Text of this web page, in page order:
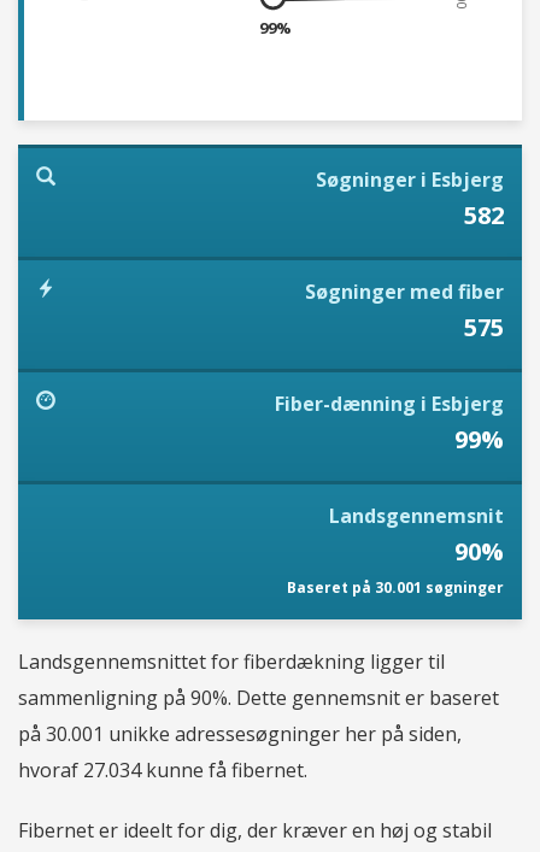
99%
Søgninger i Esbjerg
582
Søgninger med fiber
575
Fiber-dænning i Esbjerg
99%
Landsgennemsnit
90%
Baseret på 30.001 søgninger
Landsgennemsnittet for fiberdækning ligger til
sammenligning på 90%. Dette gennemsnit er baseret
på 30.001 unikke adressesøgninger her på siden,
hvoraf 27.034 kunne få fibernet.
Fibernet er ideelt for dig, der kræver en høj og stabil